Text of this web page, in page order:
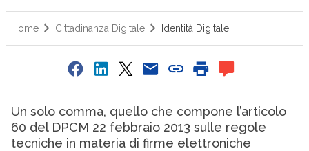
Home Cittadinanza Digitale Identità Digitale
Un solo comma, quello che compone l’articolo
60 del DPCM 22 febbraio 2013 sulle regole
tecniche in materia di firme elettroniche